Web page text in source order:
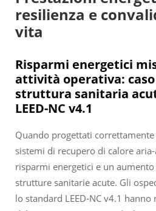
resilienza e
vita
Risparmi energetici
attività operativa:
struttura sanitaria
LEED-NC v4.1
Quando progettati
sistemi di recupero di calore
risparmi energetici e un
strutture sanitarie acute. Gli
lo standard LEED-NC v4.1